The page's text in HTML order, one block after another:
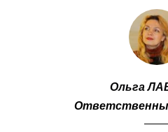
Ольга